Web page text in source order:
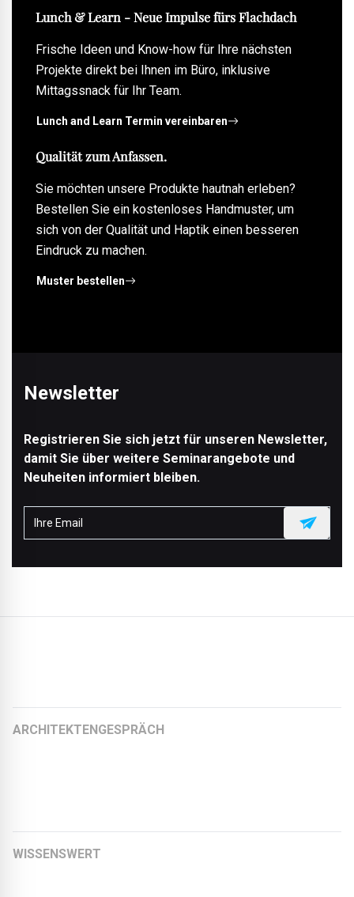
Lunch & Learn - Neue Impulse fürs Flachdach
Frische Ideen und Know-how für Ihre nächsten
Projekte direkt bei Ihnen im Büro, inklusive
Mittagssnack für Ihr Team.
Lunch and Learn Termin vereinbaren
Qualität zum Anfassen.
Sie möchten unsere Produkte hautnah erleben?
Bestellen Sie ein kostenloses Handmuster, um
sich von der Qualität und Haptik einen besseren
Eindruck zu machen.
Muster bestellen
Newsletter
Registrieren Sie sich jetzt für unseren Newsletter,
damit Sie über weitere Seminarangebote und
Neuheiten informiert bleiben.
ARCHITEKTENGESPRÄCH
WISSENSWERT